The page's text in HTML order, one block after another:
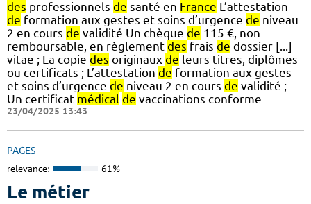
des professionnels de santé en France L’attestation
de formation aux gestes et soins d’urgence de niveau
2 en cours de validité Un chèque de 115 €, non
remboursable, en règlement des frais de dossier [...]
vitae ; La copie des originaux de leurs titres, diplômes
ou certificats ; L’attestation de formation aux gestes
et soins d’urgence de niveau 2 en cours de validité ;
Un certificat médical de vaccinations conforme
23/04/2025 13:43
PAGES
relevance: 61%
Le métier